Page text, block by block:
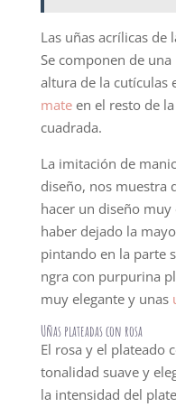
Las uñas acrílicas de
Se componen de
altura de la cutículas
mateen el resto de
cuadrada.
La imitación de
diseño, nos muestra
hacer un diseño muy
haber dejado la
pintando en la parte
ngra con purpurina
muy elegante y unas
Uñas plateadas con rosa
El rosa y el plateado
tonalidad suave y
la intensidad del